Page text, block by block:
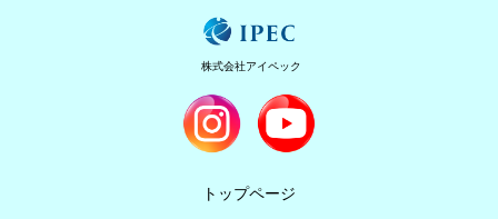
株式会社アイペック
トップページ